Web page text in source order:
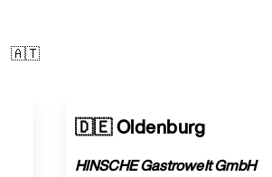
🇦🇹
🇩🇪 Oldenburg
HINSCHE Gastrowelt GmbH